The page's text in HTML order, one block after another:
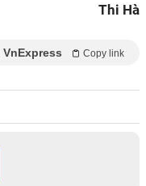
Thi Hà
VnExpress Copy link